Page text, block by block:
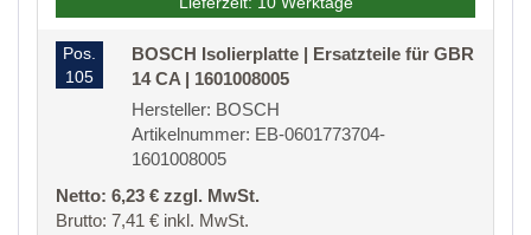
Pos.
105
BOSCH Isolierplatte | Ersatzteile für GBR
14 CA | 1601008005
Hersteller: BOSCH
Artikelnummer: EB-0601773704-
1601008005
Netto: 6,23 € zzgl. MwSt.
Brutto: 7,41 € inkl. MwSt.